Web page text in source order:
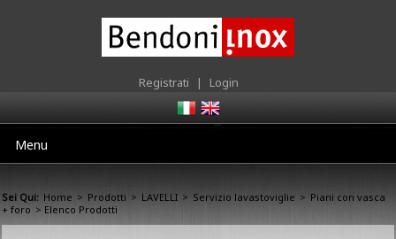
Registrati | Login
Menu
Sei Qui: Home > Prodotti > LAVELLI > Servizio lavastoviglie > Piani con vasca
+ foro > Elenco Prodotti